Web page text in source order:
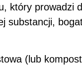
który prowadzi
substancji,
(lub